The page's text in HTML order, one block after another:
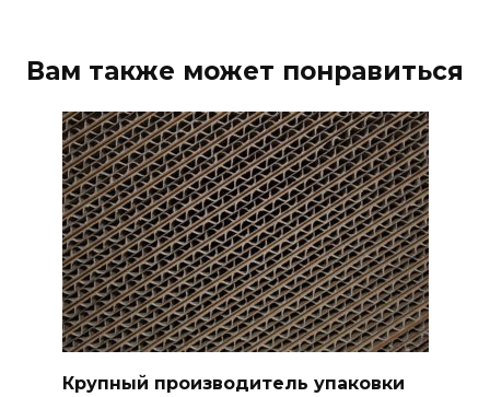
Вам также может понравиться
Крупный производитель упаковки